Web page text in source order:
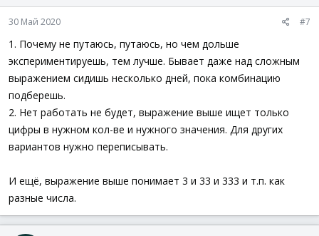
30 Май 2020 #7
1. Почему не путаюсь, путаюсь, но чем дольше
экспериментируешь, тем лучше. Бывает даже над сложным
выражением сидишь несколько дней, пока комбинацию
подберешь.
2. Нет работать не будет, выражение выше ищет только
цифры в нужном кол-ве и нужного значения. Для других
вариантов нужно переписывать.
И ещё, выражение выше понимает 3 и 33 и 333 и т.п. как
разные числа.